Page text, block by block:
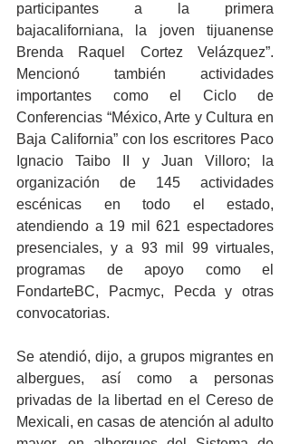
participantes a la primera
bajacaliforniana, la joven tijuanense
Brenda Raquel Cortez Velázquez”.
Mencionó también actividades
importantes como el Ciclo de
Conferencias “México, Arte y Cultura en
Baja California” con los escritores Paco
Ignacio Taibo II y Juan Villoro; la
organización de 145 actividades
escénicas en todo el estado,
atendiendo a 19 mil 621 espectadores
presenciales, y a 93 mil 99 virtuales,
programas de apoyo como el
FondarteBC, Pacmyc, Pecda y otras
convocatorias.
Se atendió, dijo, a grupos migrantes en
albergues, así como a personas
privadas de la libertad en el Cereso de
Mexicali, en casas de atención al adulto